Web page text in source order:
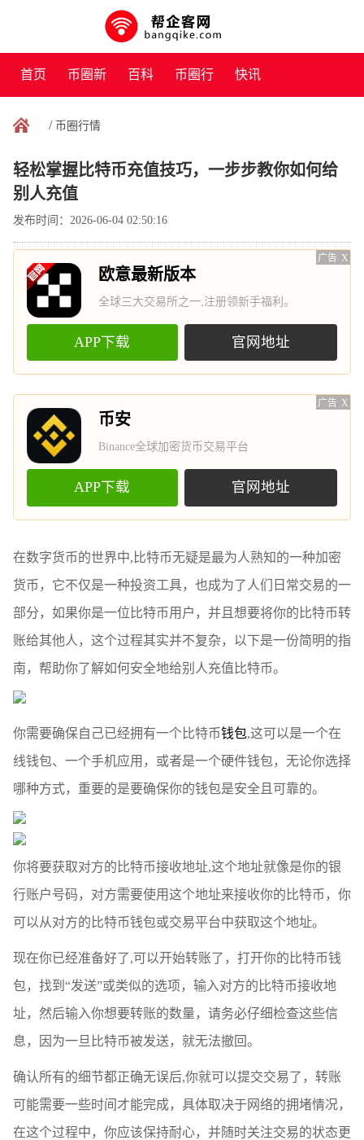
首页 币圈新
闻
百科 币圈行 快讯
/ 币圈行情
轻松掌握比特币充值技巧，一步步教你如何给
别人充值
发布时间：2026-06-04 02:50:16
广告 X
欧意最新版本
全球三大交易所之一,注册领新手福利。
APP下载 官网地址
广告 X
币安
Binance全球加密货币交易平台
APP下载 官网地址
在数字货币的世界中,比特币无疑是最为人熟知的一种加密
货币，它不仅是一种投资工具，也成为了人们日常交易的一
部分，如果你是一位比特币用户，并且想要将你的比特币转
账给其他人，这个过程其实并不复杂，以下是一份简明的指
南，帮助你了解如何安全地给别人充值比特币。
你需要确保自己已经拥有一个比特币钱包,这可以是一个在
线钱包、一个手机应用，或者是一个硬件钱包，无论你选择
哪种方式，重要的是要确保你的钱包是安全且可靠的。
你将要获取对方的比特币接收地址,这个地址就像是你的银
行账户号码，对方需要使用这个地址来接收你的比特币，你
可以从对方的比特币钱包或交易平台中获取这个地址。
现在你已经准备好了,可以开始转账了，打开你的比特币钱
包，找到“发送”或类似的选项，输入对方的比特币接收地
址，然后输入你想要转账的数量，请务必仔细检查这些信
息，因为一旦比特币被发送，就无法撤回。
确认所有的细节都正确无误后,你就可以提交交易了，转账
可能需要一些时间才能完成，具体取决于网络的拥堵情况，
在这个过程中，你应该保持耐心，并随时关注交易的状态更